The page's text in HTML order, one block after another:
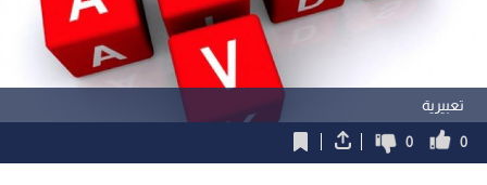
تعبيرية
0
0